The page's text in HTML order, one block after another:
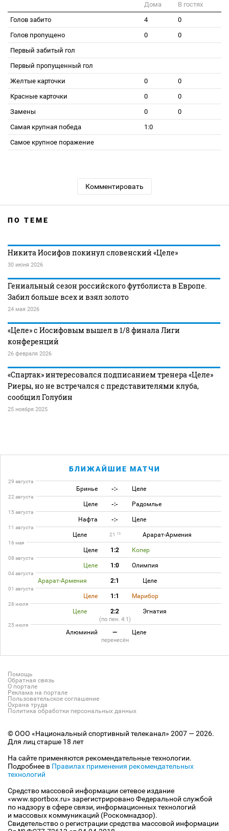
Дома
В гостях
Голов забито
4
0
Голов пропущено
0
0
Первый забитый гол
Первый пропущенный гол
Желтые карточки
0
0
Красные карточки
0
0
Замены
0
0
Самая крупная победа
1:0
Самое крупное поражение
Комментировать
ПО ТЕМЕ
Никита Иосифов покинул словенский «Целе»
30 июня 2026
Гениальный сезон российского футболиста в Европе.
Забил больше всех и взял золото
24 мая 2026
«Целе» с Иосифовым вышел в 1/8 финала Лиги
конференций
26 февраля 2026
«Спартак» интересовался подписанием тренера «Целе»
Риеры, но не встречался с представителями клуба,
сообщил Голубин
25 ноября 2025
БЛИЖАЙШИЕ МАТЧИ
29 августа
Бринье -:- Целе
22 августа
Целе -:- Радомлье
15 августа
Нафта -:- Целе
11 августа
Целе 21 15 Арарат-Армения
16 мая
Целе 1:2 Копер
08 августа
Целе 1:0 Олимпия
04 августа
Арарат-Армения 2:1 Целе
01 августа
Целе 1:1 Марибор
28 июля
Целе 2:2 Эгнатия
(по пен. 4:1)
25 июля
Алюминий — Целе
перенесён
Помощь
Обратная связь
О портале
Реклама на портале
Пользовательское соглашение
Охрана труда
Политика обработки персональных данных
© ООО «Национальный спортивный телеканал» 2007 — 2026.
Для лиц старше 18 лет
На сайте применяются рекомендательные технологии.
Подробнее в Правилах применения рекомендательных
технологий
Средство массовой информации сетевое издание
«www.sportbox.ru» зарегистрировано Федеральной службой
по надзору в сфере связи, информационных технологий
и массовых коммуникаций (Роскомнадзор).
Свидетельство о регистрации средства массовой информации